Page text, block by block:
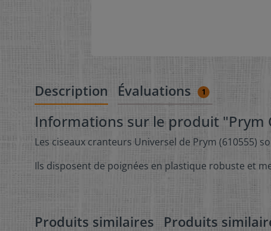
Description Évaluations 1
Informations sur le produit "Prym
Les ciseaux cranteurs Universel de Prym (610555)
Ils disposent de poignées en plastique robuste et
Produits similaires Produits